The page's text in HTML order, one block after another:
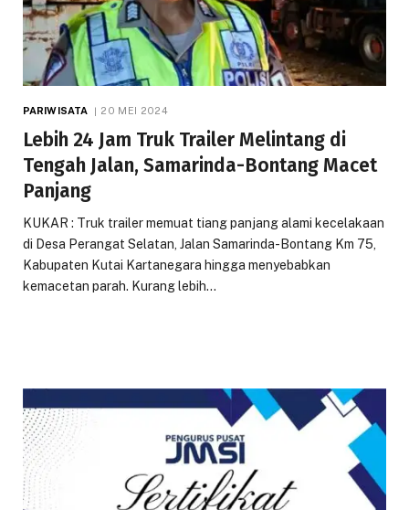
PARIWISATA 20 MEI 2024
Lebih 24 Jam Truk Trailer Melintang di
Tengah Jalan, Samarinda-Bontang Macet
Panjang
KUKAR : Truk trailer memuat tiang panjang alami kecelakaan
di Desa Perangat Selatan, Jalan Samarinda-Bontang Km 75,
Kabupaten Kutai Kartanegara hingga menyebabkan
kemacetan parah. Kurang lebih…